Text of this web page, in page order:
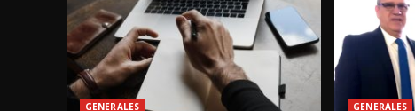
GENERALES GENERALES